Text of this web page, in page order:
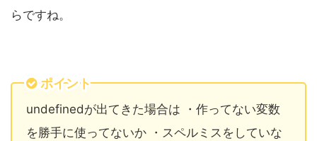
らですね。
ポイント
undefinedが出てきた場合は ・作ってない変数
を勝手に使ってないか ・スペルミスをしていな